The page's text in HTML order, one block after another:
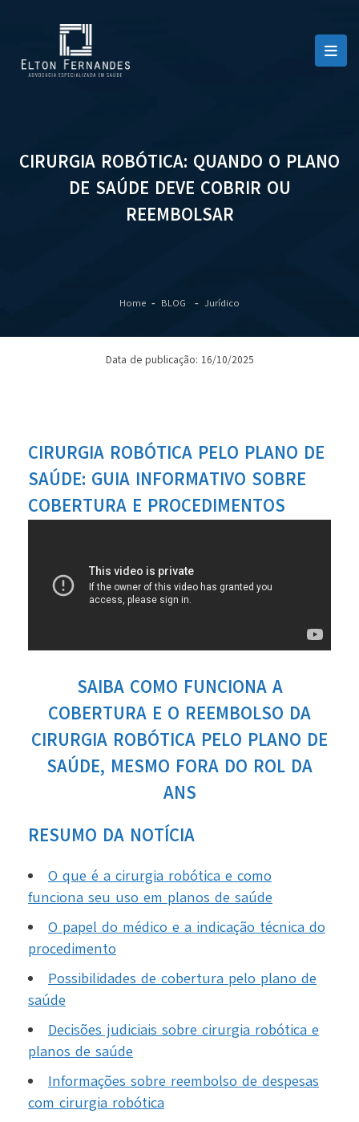
CIRURGIA ROBÓTICA: QUANDO O PLANO
DE SAÚDE DEVE COBRIR OU
REEMBOLSAR
Home BLOG Jurídico
Data de publicação: 16/10/2025
CIRURGIA ROBÓTICA PELO PLANO DE
SAÚDE: GUIA INFORMATIVO SOBRE
COBERTURA E PROCEDIMENTOS
SAIBA COMO FUNCIONA A
COBERTURA E O REEMBOLSO DA
CIRURGIA ROBÓTICA PELO PLANO DE
SAÚDE, MESMO FORA DO ROL DA
ANS
RESUMO DA NOTÍCIA
O que é a cirurgia robótica e como
funciona seu uso em planos de saúde
O papel do médico e a indicação técnica do
procedimento
Possibilidades de cobertura pelo plano de
saúde
Decisões judiciais sobre cirurgia robótica e
planos de saúde
Informações sobre reembolso de despesas
com cirurgia robótica